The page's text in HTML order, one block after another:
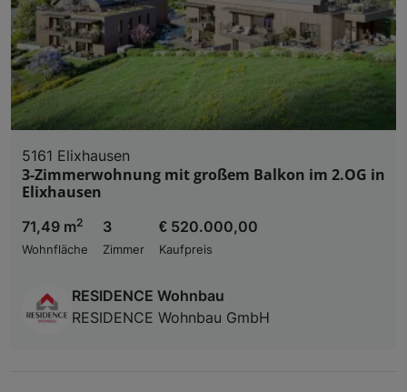
5161 Elixhausen
3-Zimmerwohnung mit großem Balkon im 2.OG in
Elixhausen
71,49 m2
Wohnfläche
3
Zimmer
€ 520.000,00
Kaufpreis
RESIDENCE Wohnbau
RESIDENCE Wohnbau GmbH